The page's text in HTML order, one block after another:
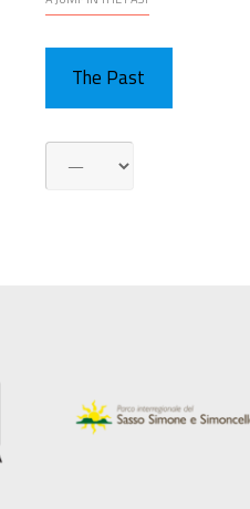
The Past